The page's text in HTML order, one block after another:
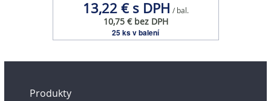
13,22 € s DPH / bal.
10,75 € bez DPH
25 ks v balení
Produkty